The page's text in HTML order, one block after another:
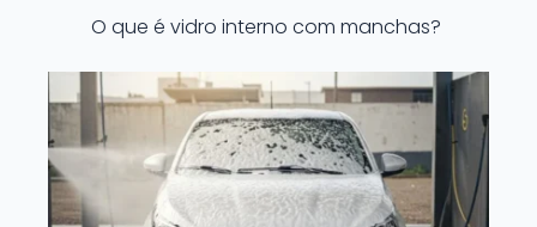
O que é vidro interno com manchas?